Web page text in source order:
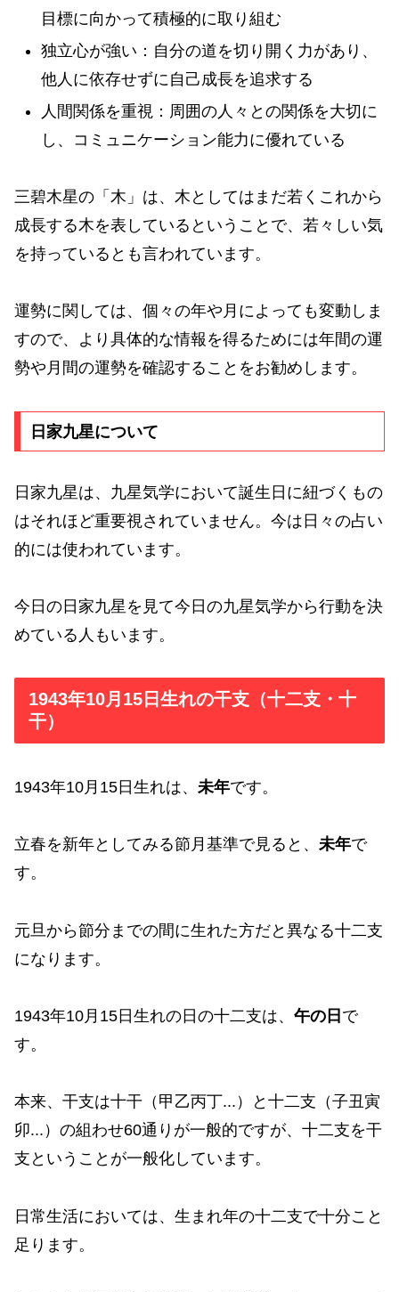
目標に向かって積極的に取り組む
独立心が強い：自分の道を切り開く力があり、
他人に依存せずに自己成長を追求する
人間関係を重視：周囲の人々との関係を大切に
し、コミュニケーション能力に優れている
三碧木星の「木」は、木としてはまだ若くこれから
成長する木を表しているということで、若々しい気
を持っているとも言われています。
運勢に関しては、個々の年や月によっても変動しま
すので、より具体的な情報を得るためには年間の運
勢や月間の運勢を確認することをお勧めします。
日家九星について
日家九星は、九星気学において誕生日に紐づくもの
はそれほど重要視されていません。今は日々の占い
的には使われています。
今日の日家九星を見て今日の九星気学から行動を決
めている人もいます。
1943年10月15日生れの干支（十二支・十
干）
1943年10月15日生れは、 未年です。
立春を新年としてみる節月基準で見ると、 未年で
す。
元旦から節分までの間に生れた方だと異なる十二支
になります。
1943年10月15日生れの日の十二支は、 午の日 で
す。
本来、干支は十干（甲乙丙丁...）と十二支（子丑寅
卯...）の組わせ60通りが一般的ですが、十二支を干
支ということが一般化しています。
日常生活においては、生まれ年の十二支で十分こと
足ります。